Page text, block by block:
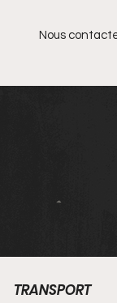
Nous
TRANSPORT